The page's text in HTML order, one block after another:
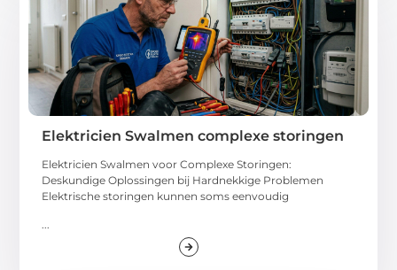
Elektricien Swalmen complexe storingen
Elektricien Swalmen voor Complexe Storingen:
Deskundige Oplossingen bij Hardnekkige Problemen
Elektrische storingen kunnen soms eenvoudig
...